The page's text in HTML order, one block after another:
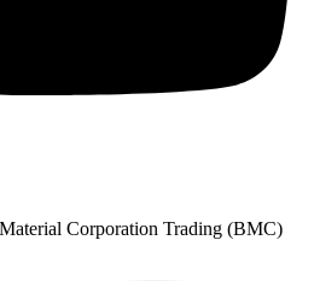
Corporation Trading (BMC)